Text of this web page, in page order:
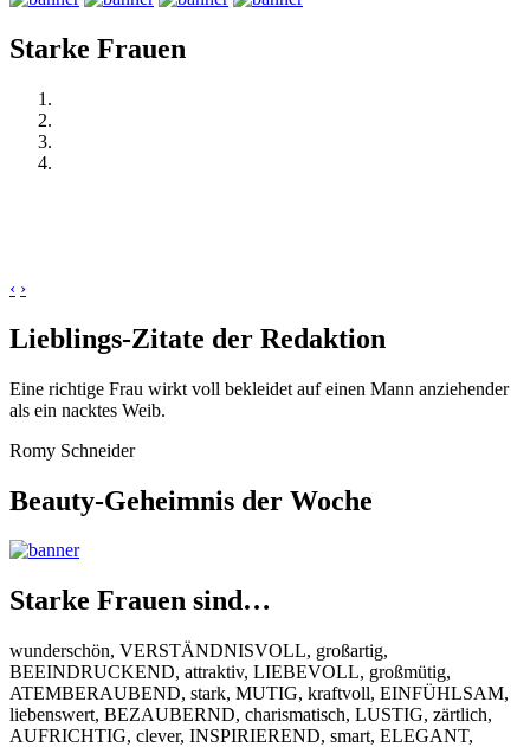
Starke Frauen
‹ ›
Lieblings-Zitate der Redaktion
Eine richtige Frau wirkt voll bekleidet auf einen Mann anziehender
als ein nacktes Weib.
Romy Schneider
Beauty-Geheimnis der Woche
Starke Frauen sind…
wunderschön, VERSTÄNDNISVOLL, großartig,
BEEINDRUCKEND, attraktiv, LIEBEVOLL, großmütig,
ATEMBERAUBEND, stark, MUTIG, kraftvoll, EINFÜHLSAM,
liebenswert, BEZAUBERND, charismatisch, LUSTIG, zärtlich,
AUFRICHTIG, clever, INSPIRIEREND, smart, ELEGANT,